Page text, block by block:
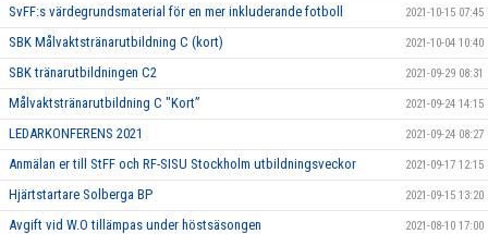
SvFF:s värdegrundsmaterial för en mer inkluderande fotboll 2021-10-15 07:45
SBK Målvaktstränarutbildning C (kort) 2021-10-04 10:40
SBK tränarutbildningen C2 2021-09-29 08:31
Målvaktstränarutbildning C "Kort” 2021-09-24 14:15
LEDARKONFERENS 2021 2021-09-24 08:27
Anmälan er till StFF och RF-SISU Stockholm utbildningsveckor 2021-09-17 12:15
Hjärtstartare Solberga BP 2021-09-15 13:20
Avgift vid W.O tillämpas under höstsäsongen 2021-08-10 17:00